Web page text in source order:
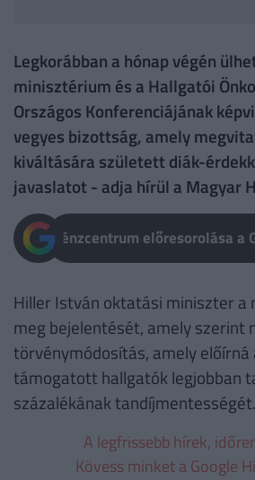
Legkorábban a hónap végén
minisztérium és a Hallgatói
Országos Konferenciájának
vegyes bizottság, amely
kiváltására született diák-
javaslatot - adja hírül a Magyar
Pénzcentrum előresorolása a
Hiller István oktatási miniszter a
meg bejelentését, amely szerint
törvénymódosítás, amely előírná
támogatott hallgatók legjobban
százalékának tandíjmentességét.
A legfrissebb hírek,
Kövess minket a Google